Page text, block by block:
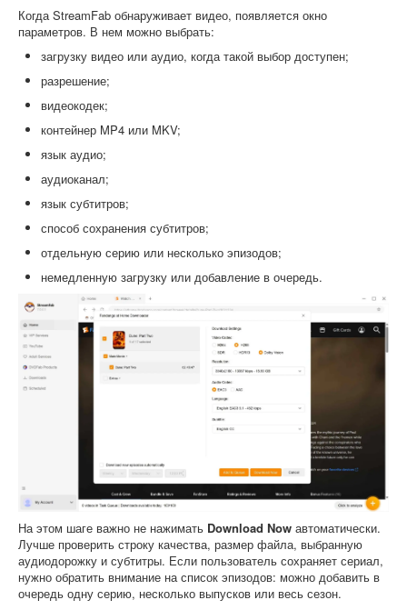
Когда StreamFab обнаруживает видео, появляется окно
параметров. В нем можно выбрать:
загрузку видео или аудио, когда такой выбор доступен;
разрешение;
видеокодек;
контейнер MP4 или MKV;
язык аудио;
аудиоканал;
язык субтитров;
способ сохранения субтитров;
отдельную серию или несколько эпизодов;
немедленную загрузку или добавление в очередь.
На этом шаге важно не нажимать Download Now автоматически.
Лучше проверить строку качества, размер файла, выбранную
аудиодорожку и субтитры. Если пользователь сохраняет сериал,
нужно обратить внимание на список эпизодов: можно добавить в
очередь одну серию, несколько выпусков или весь сезон.